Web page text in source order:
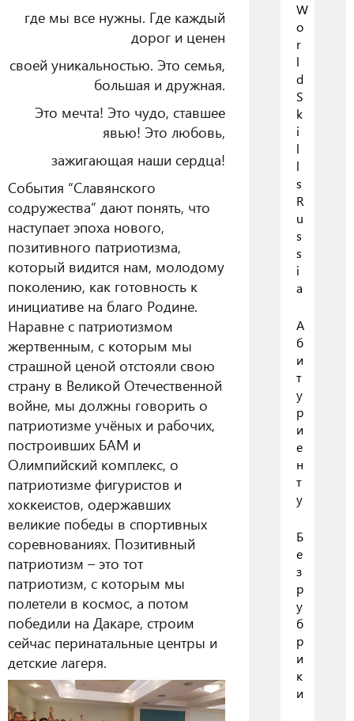
где мы все нужны. Где каждый
дорог и ценен
своей уникальностью. Это семья,
большая и дружная.
Это мечта! Это чудо, ставшее
явью! Это любовь,
зажигающая наши сердца!
События “Славянского
содружества” дают понять, что
наступает эпоха нового,
позитивного патриотизма,
который видится нам, молодому
поколению, как готовность к
инициативе на благо Родине.
Наравне с патриотизмом
жертвенным, с которым мы
страшной ценой отстояли свою
страну в Великой Отечественной
войне, мы должны говорить о
патриотизме учёных и рабочих,
построивших БАМ и
Олимпийский комплекс, о
патриотизме фигуристов и
хоккеистов, одержавших
великие победы в спортивных
соревнованиях. Позитивный
патриотизм – это тот
патриотизм, с которым мы
полетели в космос, а потом
победили на Дакаре, строим
сейчас перинатальные центры и
детские лагеря.
W
o
r
l
d
S
k
i
l
l
s
R
u
s
s
i
a
А
б
и
т
у
р
и
е
н
т
у
Б
е
з
р
у
б
р
и
к
и